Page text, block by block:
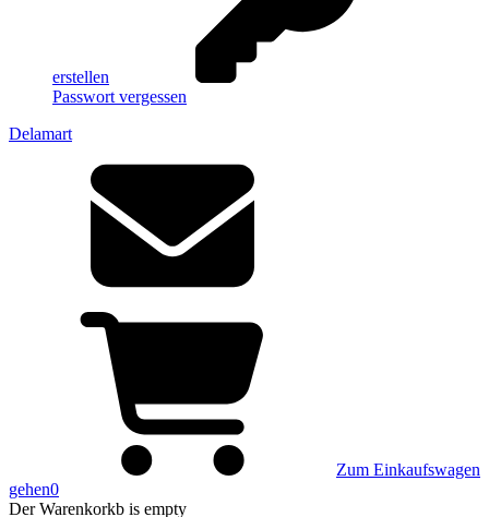
erstellen
Passwort vergessen
Delamart
Zum Einkaufswagen
gehen0
Der Warenkorkb is empty